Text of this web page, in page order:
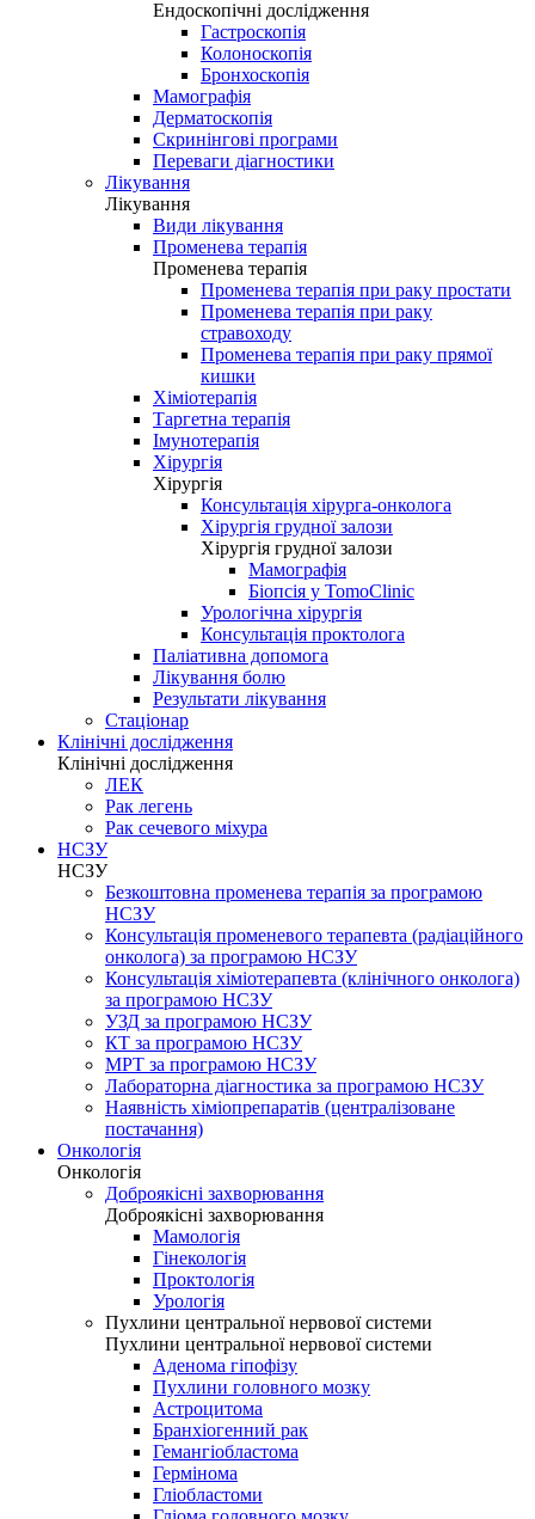
Ендоскопічні дослідження
Гастроскопія
Колоноскопія
Бронхоскопія
Мамографія
Дерматоскопія
Скринінгові програми
Переваги діагностики
Лікування
Лікування
Види лікування
Променева терапія
Променева терапія
Променева терапія при раку простати
Променева терапія при раку
стравоходу
Променева терапія при раку прямої
кишки
Хіміотерапія
Таргетна терапія
Імунотерапія
Хірургія
Хірургія
Консультація хірурга-онколога
Хірургія грудної залози
Хірургія грудної залози
Мамографія
Біопсія у TomoClinic
Урологічна хірургія
Консультація проктолога
Паліативна допомога
Лікування болю
Результати лікування
Стаціонар
Клінічні дослідження
Клінічні дослідження
ЛЕК
Рак легень
Рак сечевого міхура
НСЗУ
НСЗУ
Безкоштовна променева терапія за програмою
НСЗУ
Консультація променевого терапевта (радіаційного
онколога) за програмою НСЗУ
Консультація хіміотерапевта (клінічного онколога)
за програмою НСЗУ
УЗД за програмою НСЗУ
КТ за програмою НСЗУ
МРТ за програмою НСЗУ
Лабораторна діагностика за програмою НСЗУ
Наявність хіміопрепаратів (централізоване
постачання)
Онкологія
Онкологія
Доброякісні захворювання
Доброякісні захворювання
Мамологія
Гінекологія
Проктологія
Урологія
Пухлини центральної нервової системи
Пухлини центральної нервової системи
Аденома гіпофізу
Пухлини головного мозку
Астроцитома
Бранхіогенний рак
Гемангіобластома
Гермінома
Гліобластоми